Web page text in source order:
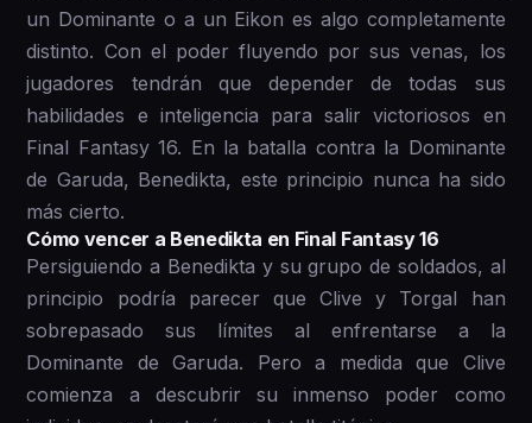
un Dominante o a un Eikon es algo completamente
distinto. Con el poder fluyendo por sus venas, los
jugadores tendrán que depender de todas sus
habilidades e inteligencia para salir victoriosos en
Final Fantasy 16. En la batalla contra la Dominante
de Garuda, Benedikta, este principio nunca ha sido
más cierto.
Cómo vencer a Benedikta en Final Fantasy 16
Persiguiendo a Benedikta y su grupo de soldados, al
principio podría parecer que Clive y Torgal han
sobrepasado sus límites al enfrentarse a la
Dominante de Garuda. Pero a medida que Clive
comienza a descubrir su inmenso poder como